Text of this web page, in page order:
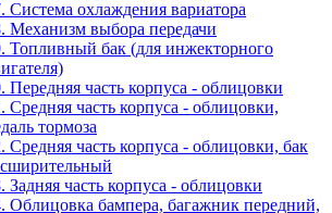
Система охлаждения вариатора
Механизм выбора передачи
Топливный бак (для инжекторного
Передняя часть корпуса - облицовки
Средняя часть корпуса - облицовки,
тормоза
Средняя часть корпуса - облицовки, бак
Задняя часть корпуса - облицовки
Облицовка бампера, багажник передний,